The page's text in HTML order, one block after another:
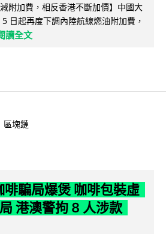
附加費，相反香港不斷加價】中國大
日起再度下調內陸航線燃油附加費，
讀全文
區塊鏈
騙局爆煲 咖啡包裝虛
港澳警拘 8 人涉款